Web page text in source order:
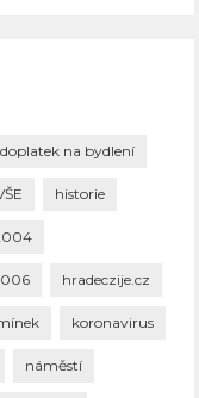
doplatek na bydlení
historie
hradeczije.cz
koronavirus
náměstí